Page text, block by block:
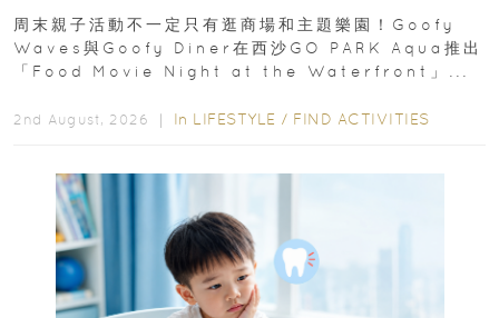
外影院逢週末登場
周末親子活動不一定只有逛商場和主題樂園！Goofy
Waves與Goofy Diner在西沙GO PARK Aqua推出
「Food Movie Night at the Waterfront」...
2nd August, 2026 ｜ In LIFESTYLE / FIND ACTIVITIES